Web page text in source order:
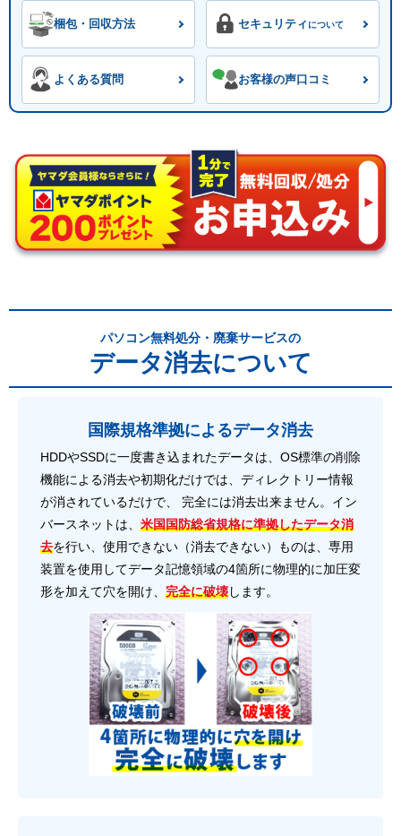
梱包・回収方法 セキュリティ について
よくある質問 お客様の声口コミ
パソコン無料処分・廃棄サービスの
データ消去について
国際規格準拠によるデータ消去
HDDやSSDに一度書き込まれたデータは、OS標準の削除
機能による消去や初期化だけでは、ディレクトリー情報
が消されているだけで、 完全には消去出来ません。イン
バースネットは、 米国国防総省規格に準拠したデータ消
去を行い、使用できない（消去できない）ものは、専用
装置を使用してデータ記憶領域の4箇所に物理的に加圧変
形を加えて穴を開け、 完全に破壊します。